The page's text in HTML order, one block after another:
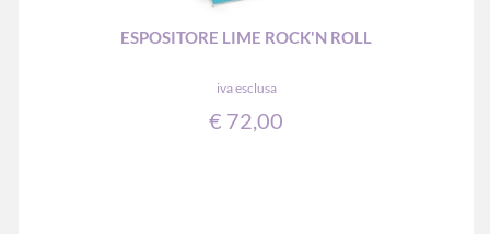
ESPOSITORE LIME ROCK'N ROLL
iva esclusa
€ 72,00